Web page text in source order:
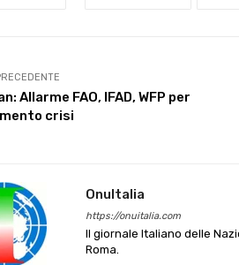
Allarme FAO, IFAD, WFP per
crisi
OnuItalia
https://onuitalia.com
Il giornale Italiano delle
Roma.